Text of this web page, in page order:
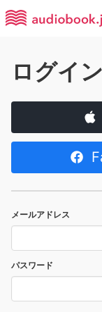
ログイン
メールアドレス
パスワード